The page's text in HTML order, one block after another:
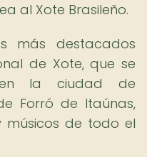
al Xote Brasileño.
más destacados
de Xote, que se
en la ciudad de
Forró de Itaúnas,
de todo el